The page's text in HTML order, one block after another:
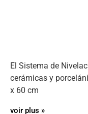
El Sistema de
cerámicas y
x 60 cm
voir plus »